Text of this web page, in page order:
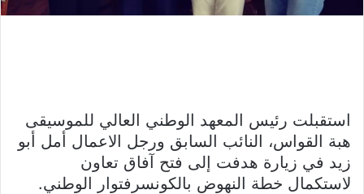
استقبلت رئيس المعهد الوطني العالي للموسيقى
هبة القواس، النائب السابق ورجل الاعمال أمل أبو
زيد في زيارة هدفت إلى فتح آفاق تعاون
لاستكمال خطة النهوض بالكونسرفتوار الوطني.